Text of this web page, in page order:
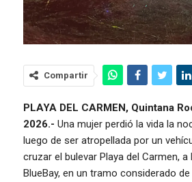
Compartir
PLAYA DEL CARMEN, Quintana
2026.- Una mujer perdió la vida la
luego de ser atropellada por un
cruzar el bulevar Playa del Carmen, a
BlueBay, en un tramo considerado